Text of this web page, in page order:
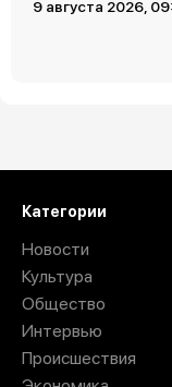
9 августа 2026,
Категории
Новости
Культура
Общество
Интервью
Происшествия